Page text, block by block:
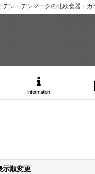
ン・デンマークの北欧食器・
Information
示順変更